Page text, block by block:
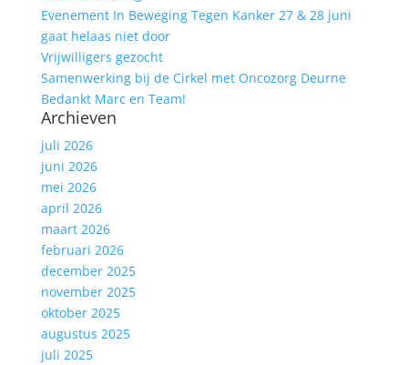
Evenement In Beweging Tegen Kanker 27 & 28 juni
gaat helaas niet door
Vrijwilligers gezocht
Samenwerking bij de Cirkel met Oncozorg Deurne
Bedankt Marc en Team!
Archieven
juli 2026
juni 2026
mei 2026
april 2026
maart 2026
februari 2026
december 2025
november 2025
oktober 2025
augustus 2025
juli 2025